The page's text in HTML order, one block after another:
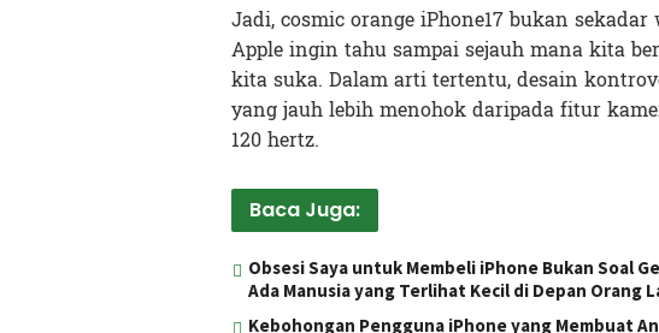
Jadi, cosmic orange iPhone17 bukan
Apple ingin tahu sampai sejauh mana kita
kita suka. Dalam arti tertentu, desain
yang jauh lebih menohok daripada fitur
120 hertz.
Baca Juga:
Obsesi Saya untuk Membeli iPhone Bukan Soal
Ada Manusia yang Terlihat Kecil di Depan Orang
Kebohongan Pengguna iPhone yang Membuat